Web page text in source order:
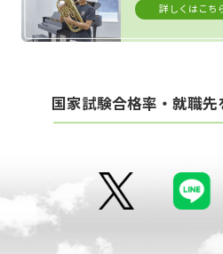
詳しくはこち
国家試験合格率・就職